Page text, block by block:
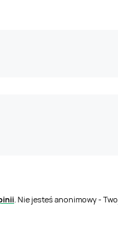
. Nie jesteś anonimowy -